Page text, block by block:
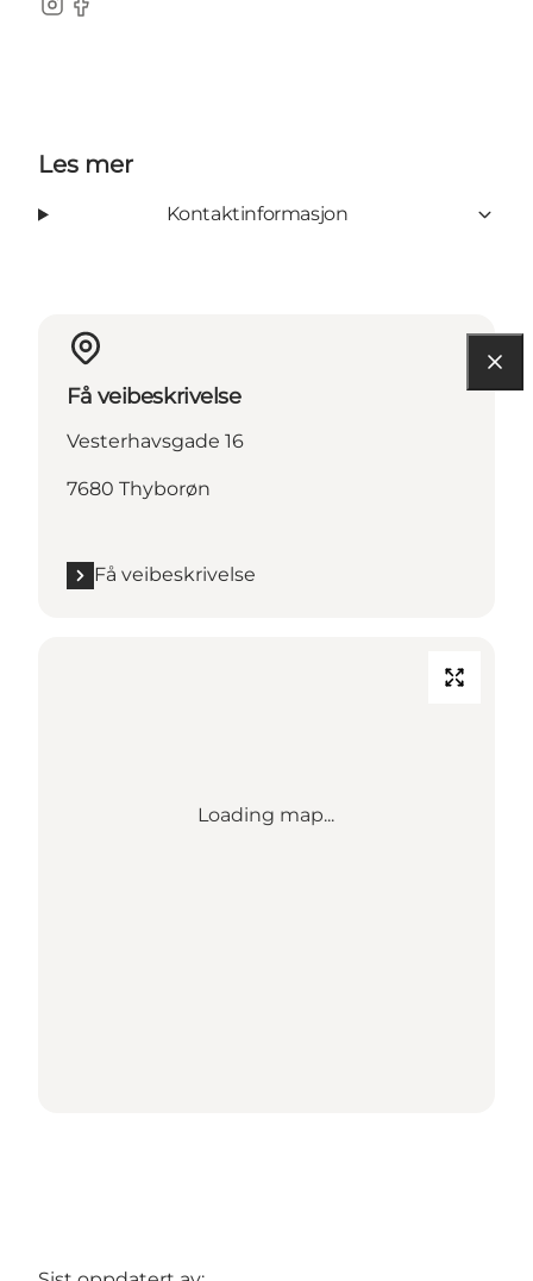
Instagram
Facebook
Les mer
Kontaktinformasjon
Få veibeskrivelse
Vesterhavsgade 16
7680 Thyborøn
Få veibeskrivelse
Loading map...